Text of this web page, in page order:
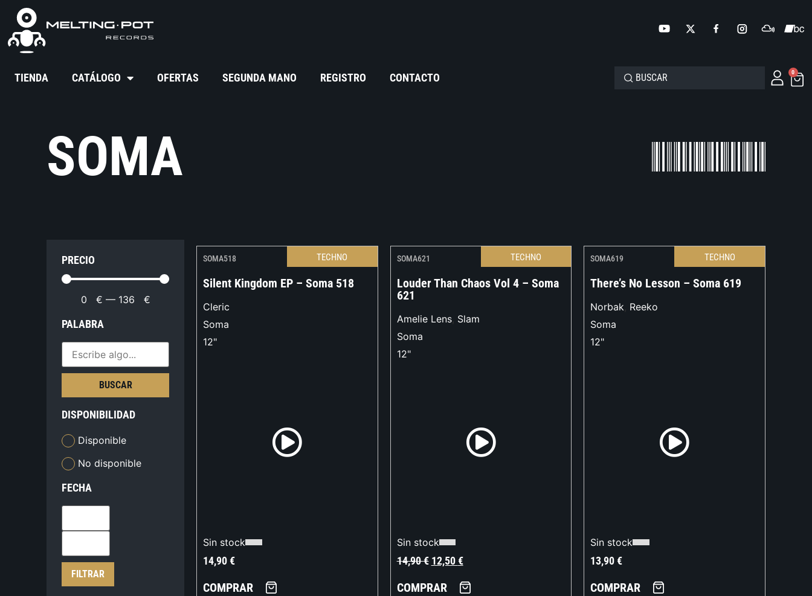
TIENDA CATÁLOGO OFERTAS SEGUNDA MANO REGISTRO CONTACTO 0
SOMA
PRECIO
0 € — 136 €
PALABRA
BUSCAR
DISPONIBILIDAD
Disponible
No disponible
FECHA
FILTRAR
SOMA518 TECHNO
Silent Kingdom EP – Soma 518
Cleric
Soma
12"
Sin stock
14,90€
COMPRAR
SOMA621 TECHNO
Louder Than Chaos Vol 4 – Soma
621
Amelie Lens, Slam
Soma
12"
Sin stock
14,90€ 12,50€
COMPRAR
SOMA619 TECHNO
There’s No Lesson – Soma 619
Norbak, Reeko
Soma
12"
Sin stock
13,90€
COMPRAR